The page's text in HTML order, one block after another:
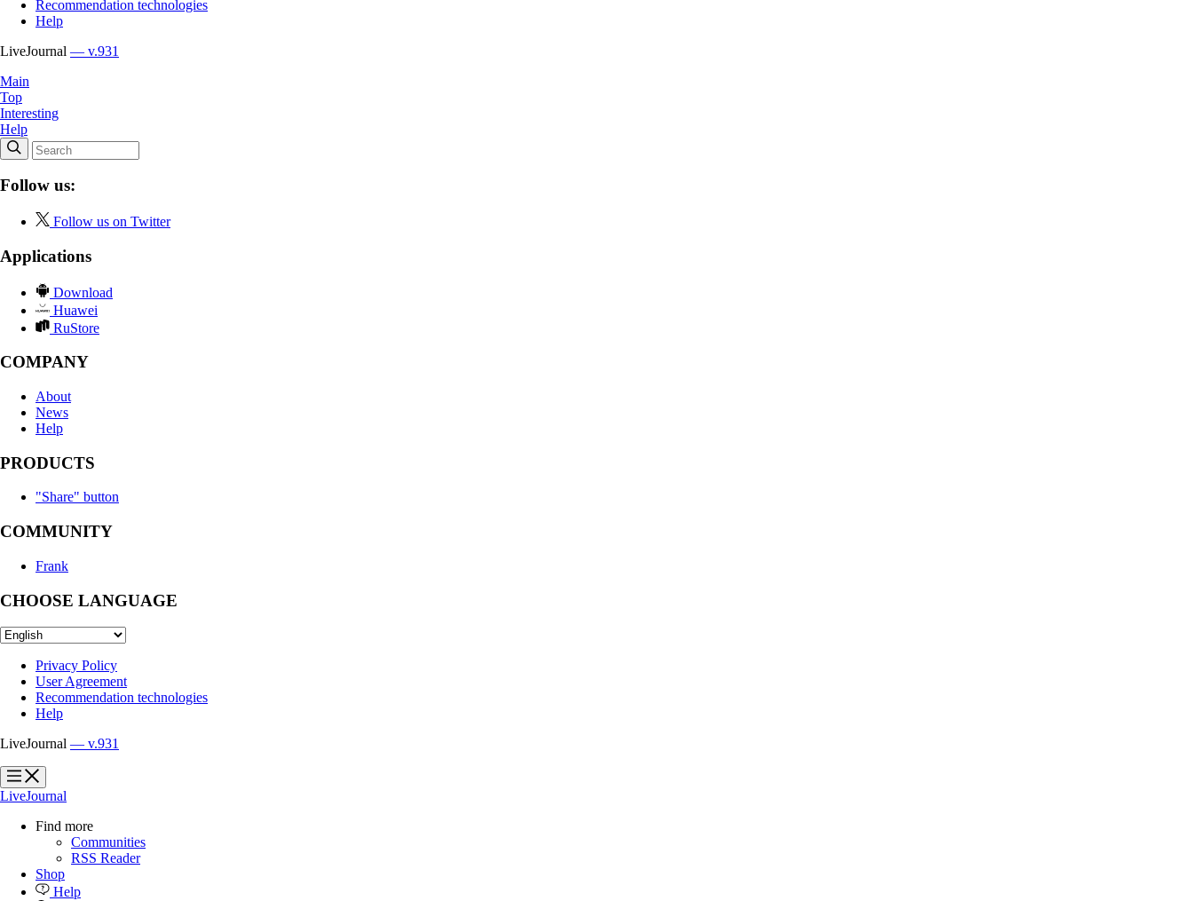
Recommendation technologies
Help
LiveJournal — v.931
Main
Top
Interesting
Help
Follow us:
Follow us on Twitter
Applications
Download
Huawei
RuStore
COMPANY
About
News
Help
PRODUCTS
"Share" button
COMMUNITY
Frank
CHOOSE LANGUAGE
Privacy Policy
User Agreement
Recommendation technologies
Help
LiveJournal — v.931
?
?
LiveJournal
Find more
Communities
RSS Reader
Shop
Help